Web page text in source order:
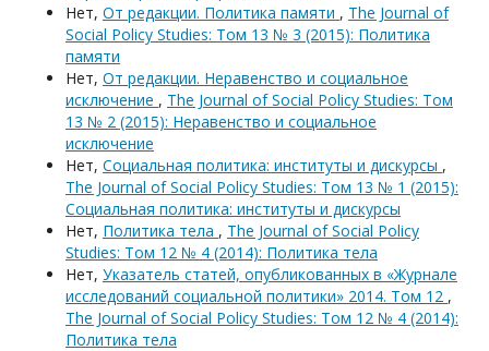
Нет, От редакции. Политика памяти , The Journal of
Social Policy Studies: Том 13 № 3 (2015): Политика
памяти
Нет, От редакции. Неравенство и социальное
исключение , The Journal of Social Policy Studies: Том
13 № 2 (2015): Неравенство и социальное
исключение
Нет, Социальная политика: институты и дискурсы ,
The Journal of Social Policy Studies: Том 13 № 1 (2015):
Социальная политика: институты и дискурсы
Нет, Политика тела , The Journal of Social Policy
Studies: Том 12 № 4 (2014): Политика тела
Нет, Указатель статей, опубликованных в «Журнале
исследований социальной политики» 2014. Том 12 ,
The Journal of Social Policy Studies: Том 12 № 4 (2014):
Политика тела